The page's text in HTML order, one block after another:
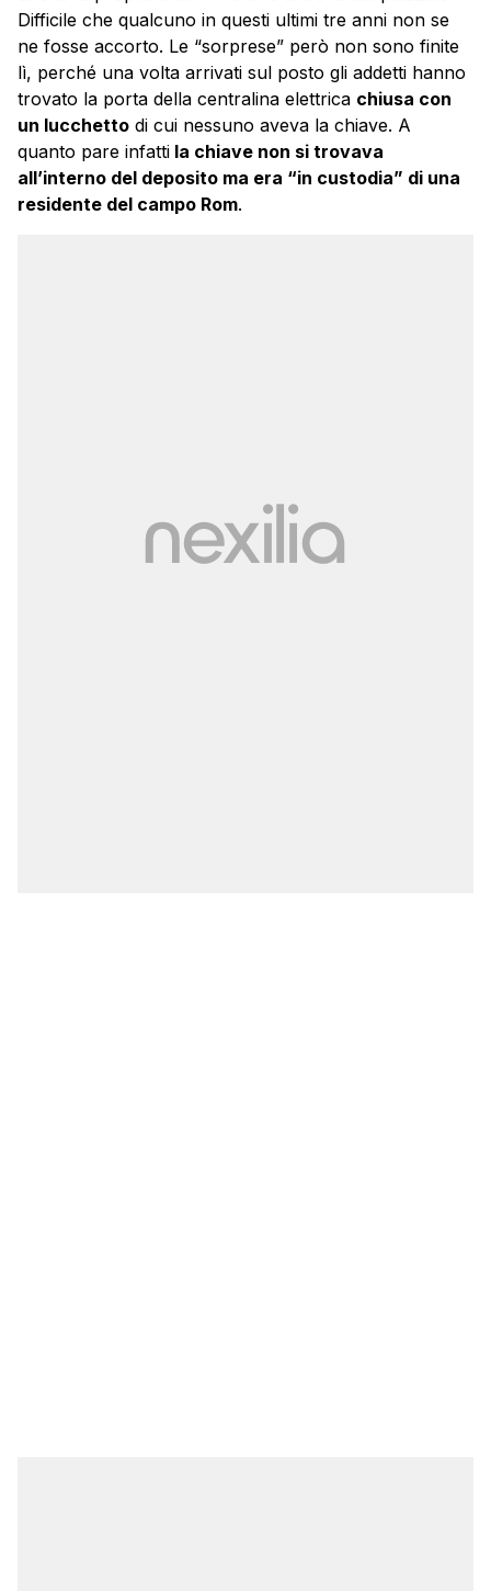
Difficile che qualcuno in questi ultimi tre anni non se
ne fosse accorto. Le “sorprese” però non sono finite
lì, perché una volta arrivati sul posto gli addetti hanno
trovato la porta della centralina elettrica chiusa con
un lucchetto di cui nessuno aveva la chiave. A
quanto pare infatti la chiave non si trovava
all’interno del deposito ma era “in custodia” di una
residente del campo Rom.